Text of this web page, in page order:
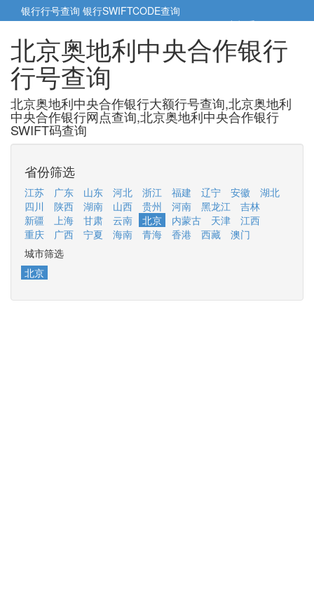
银行行号查询 银行SWIFTCODE查询
5cm小帮手5cm.cn
北京奥地利中央合作银行
行号查询
北京奥地利中央合作银行大额行号查询,北京奥地利
中央合作银行网点查询,北京奥地利中央合作银行
SWIFT码查询
省份筛选
江苏 广东 山东 河北 浙江 福建 辽宁 安徽
湖北
四川
陕西 湖南 山西 贵州 河南 黑龙江
吉林
新疆
上海 甘肃 云南 北京 内蒙古 天津
江西
重庆
广西 宁夏 海南 青海 香港 西藏
澳门
城市筛选
北京